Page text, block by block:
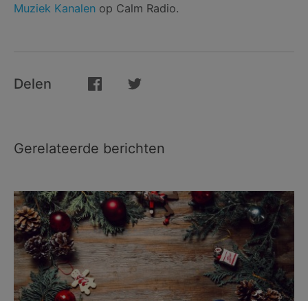
Muziek Kanalen op Calm Radio.
Delen
Gerelateerde berichten